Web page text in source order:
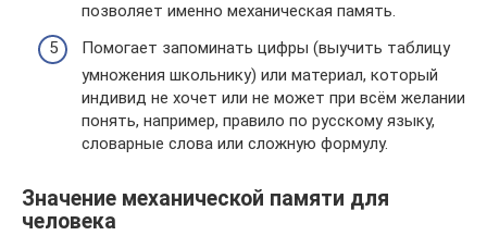
позволяет именно механическая память.
Помогает запоминать цифры (выучить таблицу
умножения школьнику) или материал, который
индивид не хочет или не может при всём желании
понять, например, правило по русскому языку,
словарные слова или сложную формулу.
Значение механической памяти для
человека